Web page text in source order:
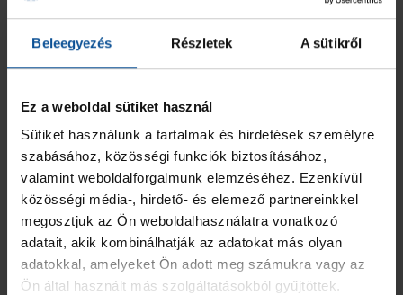
Beleegyezés Részletek A sütikről
Ez a weboldal sütiket használ
Sütiket használunk a tartalmak és hirdetések személyre
szabásához, közösségi funkciók biztosításához,
valamint weboldalforgalmunk elemzéséhez. Ezenkívül
közösségi média-, hirdető- és elemező partnereinkkel
megosztjuk az Ön weboldalhasználatra vonatkozó
adatait, akik kombinálhatják az adatokat más olyan
adatokkal, amelyeket Ön adott meg számukra vagy az
Ön által használt más szolgáltatásokból gyűjtöttek.
• A mérkőzés végén visszatartásra kerülhet sor, ezért kérjük,
hogy a szurkolók kövessék a rendezők útmutatásait.
kialakításra.
tekinthető meg.
Bízunk benne, hogy a hazai és vendégszurkolók sportszerű
szurkolásáról marad emlékezetes a mérkőzés.